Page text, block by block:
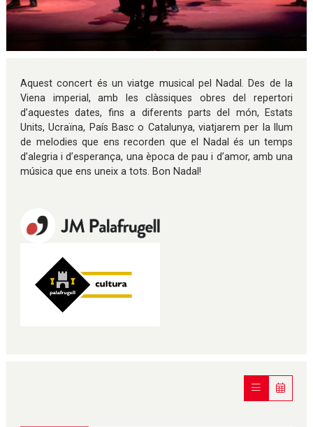
Aquest concert és un viatge musical pel Nadal. Des de la
Viena imperial, amb les clàssiques obres del repertori
d’aquestes dates, fins a diferents parts del món, Estats
Units, Ucraïna, País Basc o Catalunya, viatjarem per la llum
de melodies que ens recorden que el Nadal és un temps
d’alegria i d’esperança, una època de pau i d’amor, amb una
música que ens uneix a tots. Bon Nadal!